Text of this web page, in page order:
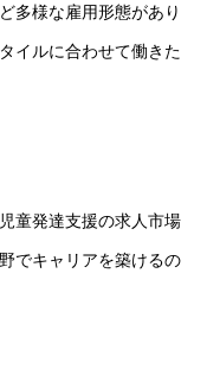
多様な雇用形態があり
イルに合わせて働きた
童発達支援の求人市場
でキャリアを築けるの